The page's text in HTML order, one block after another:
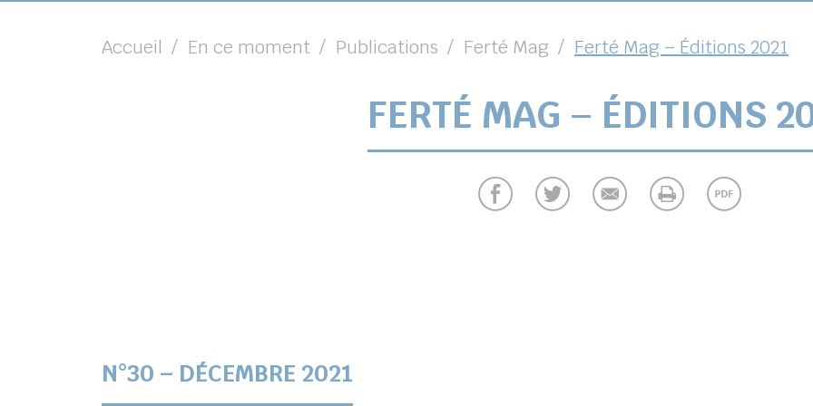
Accueil En ce moment Publications Ferté Mag Ferté Mag – Éditions 2021
FERTÉ MAG – ÉDITIONS
N°30 – DÉCEMBRE 2021